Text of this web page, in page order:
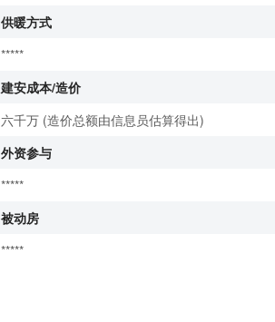
供暖方式
*****
建安成本/造价
六千万 (造价总额由信息员估算得出)
外资参与
*****
被动房
*****